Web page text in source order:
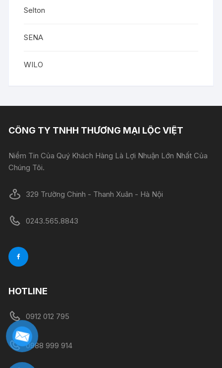
Selton
SENA
WILO
CÔNG TY TNHH THƯƠNG MẠI LỘC VIỆT
Niềm Tin Của Quý Khách Hàng Là Lợi Nhuận Lớn Nhất Của
Chúng Tôi.
329 Trường Chinh - Thanh Xuân - Hà Nội
0243.565.8843
HOTLINE
0912 012 795
0988 999 914